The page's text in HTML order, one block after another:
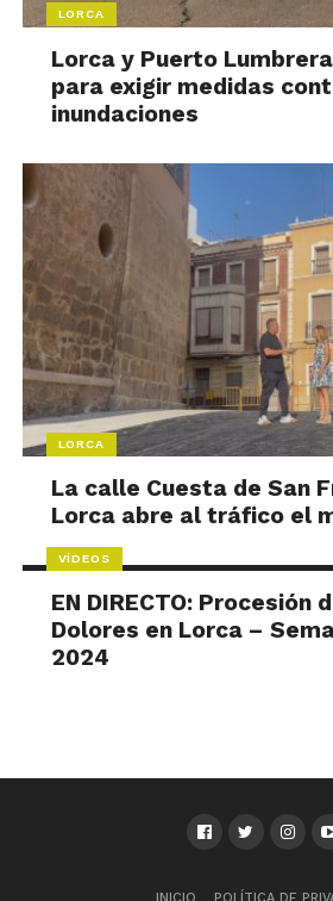
LORCA
Lorca y Puerto
para exigir medidas
inundaciones
LORCA
La calle Cuesta de San
Lorca abre al tráfico el
VÍDEOS
EN DIRECTO: Procesión
Dolores en Lorca –
2024